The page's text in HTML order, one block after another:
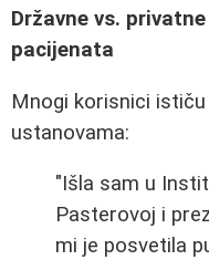
Državne vs.
pacijenata
Mnogi korisnici
ustanovama:
"Išla sam u
Pasterovoj i
mi je posvetila